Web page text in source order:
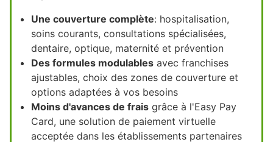
Une couverture complète: hospitalisation,
soins courants, consultations spécialisées,
dentaire, optique, maternité et prévention
Des formules modulables avec franchises
ajustables, choix des zones de couverture et
options adaptées à vos besoins
Moins d'avances de frais grâce à l'Easy Pay
Card, une solution de paiement virtuelle
acceptée dans les établissements partenaires